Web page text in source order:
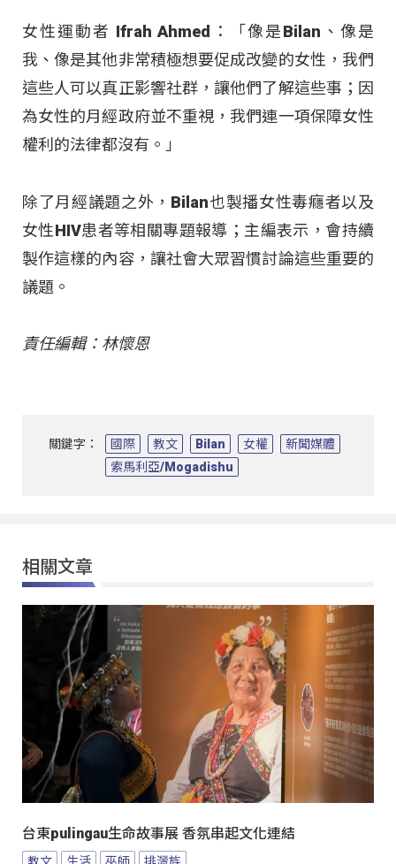
女性運動者 Ifrah Ahmed：「像是Bilan、像是
我、像是其他非常積極想要促成改變的女性，我們
這些人可以真正影響社群，讓他們了解這些事；因
為女性的月經政府並不重視，我們連一項保障女性
權利的法律都沒有。」
除了月經議題之外，Bilan也製播女性毒癮者以及
女性HIV患者等相關專題報導；主編表示，會持續
製作這樣的內容，讓社會大眾習慣討論這些重要的
議題。
責任編輯：林懷恩
關鍵字： 國際 教文 Bilan 女權
新聞媒體
索馬利亞/Mogadishu
相關文章
台東pulingau生命故事展 香氛串起文化連結
教文 生活 巫師 排灣族